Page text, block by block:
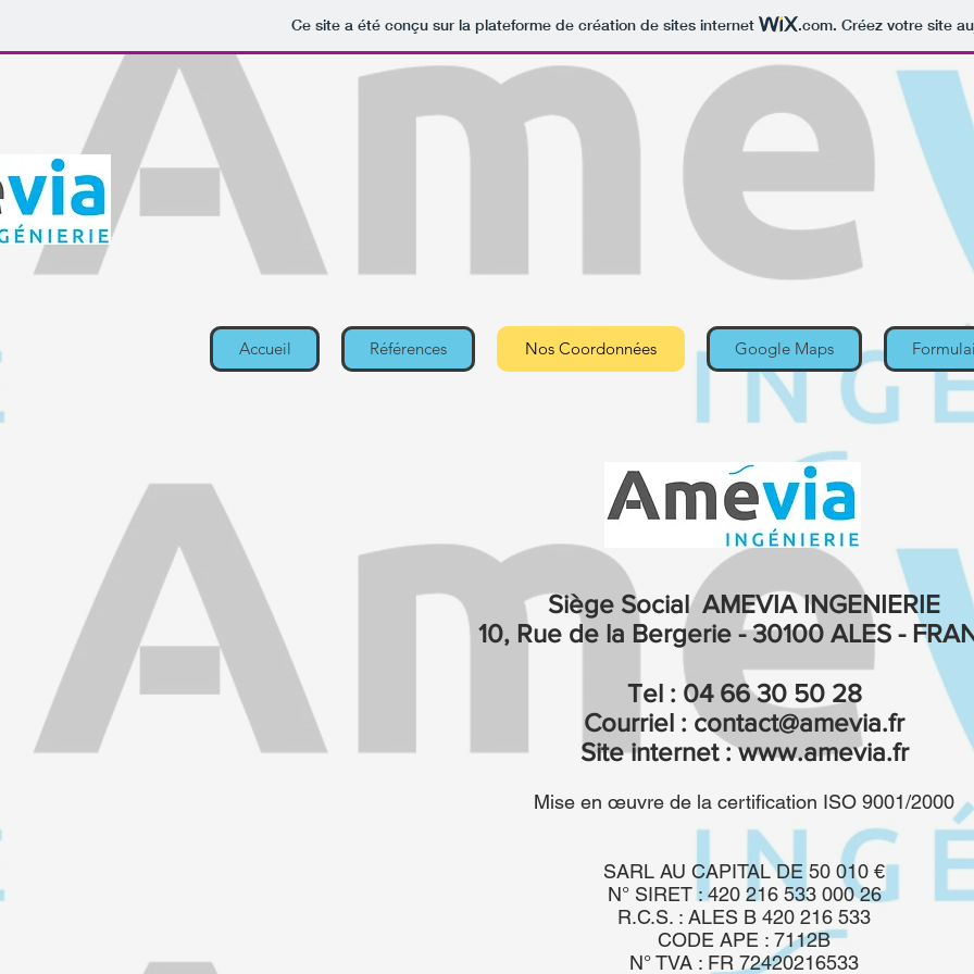
Ce site a été conçu sur la plateforme de création de sites internet .com. Créez votre site
Siège Social AMEVIA INGENIERIE
10, Rue de la Bergerie - 30100 ALES -
Tel : 04 66 30 50 28
Courriel : contact@amevia.fr
Site internet :www.amevia.fr
Mise en œuvre de la certification ISO 9001/2000
SARL AU CAPITAL DE 50 010 €
N° SIRET : 420 216 533 000 26
R.C.S. : ALES B 420 216 533
CODE APE : 7112B
N° TVA : FR 72420216533
Accueil Références Nos Coordonnées Google Maps